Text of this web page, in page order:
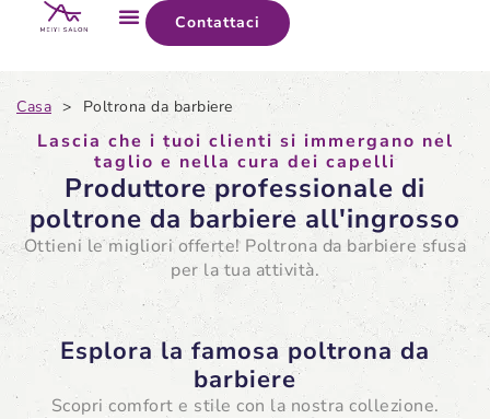
Contattaci
Casa > Poltrona da barbiere
Lascia che i tuoi clienti si immergano nel
taglio e nella cura dei capelli
Produttore professionale di
poltrone da barbiere all'ingrosso
Ottieni le migliori offerte! Poltrona da barbiere sfusa
per la tua attività.
Esplora la famosa poltrona da
barbiere
Scopri comfort e stile con la nostra collezione.